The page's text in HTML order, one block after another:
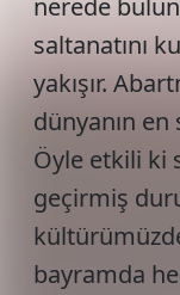
nerede
saltanatını
yakışır.
dünyanın
Öyle etkili ki
geçirmiş
bayramda